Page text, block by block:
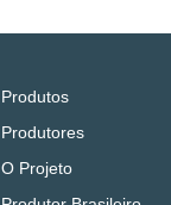
Produtos
Produtores
O Projeto